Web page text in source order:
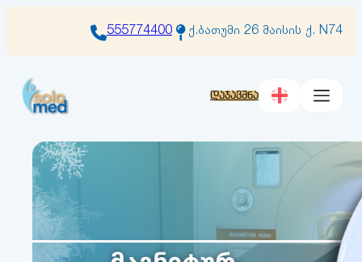
555774400 ქ.ბათუმი 26 მაისის ქ. N74
დაჯავშნა